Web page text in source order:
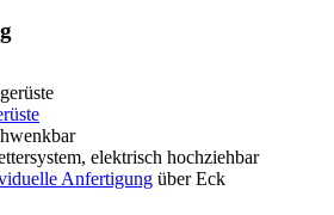
elektrisch hochziehbar
Anfertigung über Eck